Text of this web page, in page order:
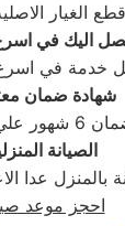
الغيار
اليك في
خدمة في
شهادة ضمان
قطع الغيار
الصيانة
بالمنزل عدا
احجز موعد